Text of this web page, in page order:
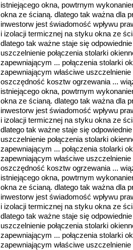
istniejącego okna, powtrnym
okna ze ścianą. dlatego tak ważna dla
inwestorw jest świadomość wpływu
i izolacji termicznej na styku okna ze
dlatego tak ważne staje się
uszczelnienie połączenia stolarki
zapewniającym ... połączenia stolarki
zapewniającym właściwe
oszczędność kosztw ogrzewania ...
istniejącego okna, powtrnym
okna ze ścianą. dlatego tak ważna dla
inwestorw jest świadomość wpływu
i izolacji termicznej na styku okna ze
dlatego tak ważne staje się
uszczelnienie połączenia stolarki
zapewniającym ... połączenia stolarki
zapewniającym właściwe
oszczędność kosztw ogrzewania ...
istniejącego okna, powtrnym
okna ze ścianą. dlatego tak ważna dla
inwestorw jest świadomość wpływu
i izolacji termicznej na styku okna ze
dlatego tak ważne staje się
uszczelnienie połączenia stolarki
zapewniającym ... połączenia stolarki
zapewniającym właściwe